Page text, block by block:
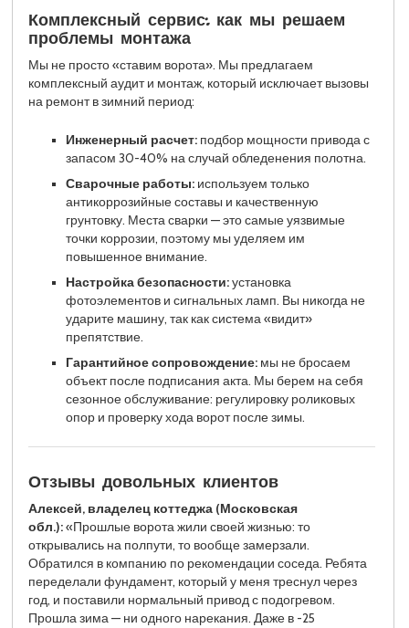
Комплексный сервис: как мы решаем
проблемы монтажа
Мы не просто «ставим ворота». Мы предлагаем
комплексный аудит и монтаж, который исключает вызовы
на ремонт в зимний период:
Инженерный расчет:подбор мощности привода с
запасом 30-40% на случай обледенения полотна.
Сварочные работы:используем только
антикоррозийные составы и качественную
грунтовку. Места сварки — это самые уязвимые
точки коррозии, поэтому мы уделяем им
повышенное внимание.
Настройка безопасности:установка
фотоэлементов и сигнальных ламп. Вы никогда не
ударите машину, так как система «видит»
препятствие.
Гарантийное сопровождение:мы не бросаем
объект после подписания акта. Мы берем на себя
сезонное обслуживание: регулировку роликовых
опор и проверку хода ворот после зимы.
Отзывы довольных клиентов
Алексей, владелец коттеджа (Московская
обл.):«Прошлые ворота жили своей жизнью: то
открывались на полпути, то вообще замерзали.
Обратился в компанию по рекомендации соседа. Ребята
переделали фундамент, который у меня треснул через
год, и поставили нормальный привод с подогревом.
Прошла зима — ни одного нарекания. Даже в -25